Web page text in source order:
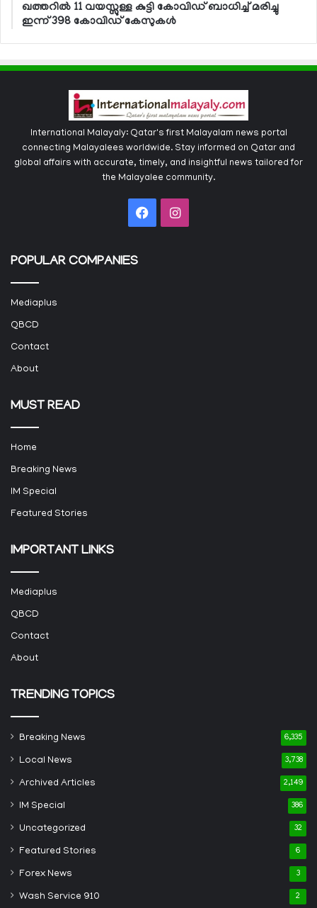
ഖത്തറില്‍ 11 വയസ്സുള്ള കുട്ടി കോവിഡ് ബാധിച്ച് മരിച്ചു
ഇന്ന് 398 കോവിഡ് കേസുകള്‍
International Malayaly: Qatar's first Malayalam news portal
connecting Malayalees worldwide. Stay informed on Qatar and
global affairs with accurate, timely, and insightful news tailored for
the Malayalee community.
FacebookInstagram
POPULAR COMPANIES
Mediaplus
QBCD
Contact
About
MUST READ
Home
Breaking News
IM Special
Featured Stories
IMPORTANT LINKS
Mediaplus
QBCD
Contact
About
TRENDING TOPICS
Breaking News 6,335
Local News 3,738
Archived Articles 2,149
IM Special 386
Uncategorized 32
Featured Stories 6
Forex News 3
Wash Service 910 2